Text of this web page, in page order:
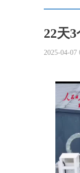
22天
2025-04-07